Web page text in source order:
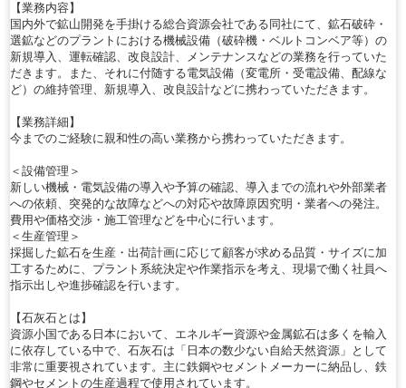
【業務内容】
国内外で鉱山開発を手掛ける総合資源会社である同社にて、鉱石破砕・
選鉱などのプラントにおける機械設備（破砕機・ベルトコンベア等）の
新規導入、運転確認、改良設計、メンテナンスなどの業務を行っていた
だきます。また、それに付随する電気設備（変電所・受電設備、配線な
ど）の維持管理、新規導入、改良設計などに携わっていただきます。
【業務詳細】
今までのご経験に親和性の高い業務から携わっていただきます。
＜設備管理＞
新しい機械・電気設備の導入や予算の確認、導入までの流れや外部業者
への依頼、突発的な故障などへの対応や故障原因究明・業者への発注。
費用や価格交渉・施工管理などを中心に行います。
＜生産管理＞
採掘した鉱石を生産・出荷計画に応じて顧客が求める品質・サイズに加
工するために、プラント系統決定や作業指示を考え、現場で働く社員へ
指示出しや進捗確認を行います。
【石灰石とは】
資源小国である日本において、エネルギー資源や金属鉱石は多くを輸入
に依存している中で、石灰石は「日本の数少ない自給天然資源」として
非常に重要視されています。主に鉄鋼やセメントメーカーに納品し、鉄
鋼やセメントの生産過程で使用されています。